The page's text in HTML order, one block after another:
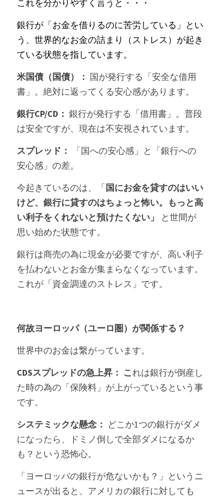
これを分かりやすく言うと・・・
銀行が「お金を借りるのに苦労している」とい
う、世界的なお金の詰まり（ストレス）が起き
ている状態を指しています。
米国債（国債）： 国が発行する「安全な借用
書」。絶対に返ってくる安心感があります。
銀行CP/CD： 銀行が発行する「借用書」。普段
は安全ですが、現在は不安視されています。
スプレッド：
「国への安心感」と「銀行への
安心感」の差。
今起きているのは、「国にお金を貸すのはいい
けど、銀行に貸すのはちょっと怖い。もっと高
い利子をくれないと預けたくない」
と世間が
思い始めた状態です。
銀行は商売の為に現金が必要ですが、高い利子
を払わないとお金が集まらなくなっています。
これが「資金調達のストレス」です。
何故ヨーロッパ（ユーロ圏）が関係する？
世界中のお金は繋がっています。
CDSスプレッドの急上昇： これは銀行が倒産し
た時の為の「保険料」が上がっているという事
です。
システミックな懸念：
どこか1つの銀行がダメ
になったら、ドミノ倒しで全部ダメになるか
も？という恐怖心。
「ヨーロッパの銀行が危ないかも？」というニ
ュースが出ると、アメリカの銀行に対しても